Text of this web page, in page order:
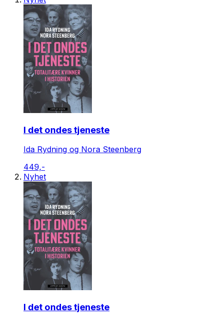
I det ondes tjeneste
Ida Rydning og Nora Steenberg
449,-
Nyhet
I det ondes tjeneste